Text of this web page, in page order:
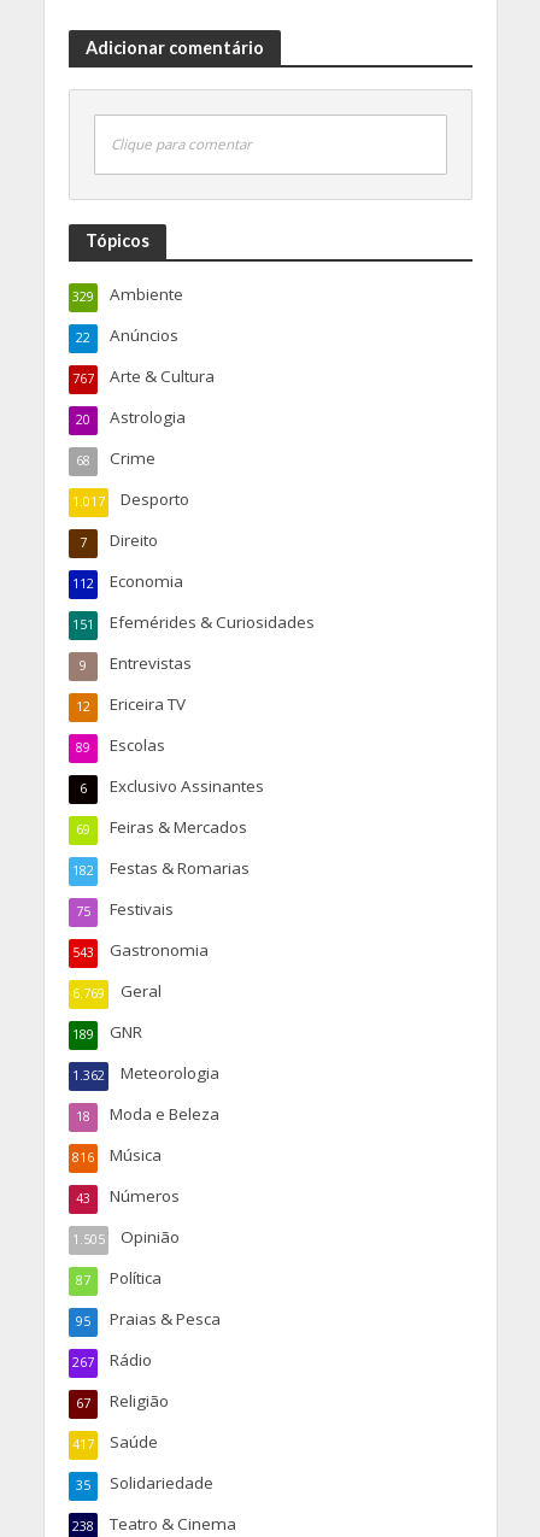
Adicionar comentário
Clique para comentar
Tópicos
Ambiente
329
Anúncios
22
Arte & Cultura
767
Astrologia
20
Crime
68
Desporto
1.017
Direito
7
Economia
112
Efemérides & Curiosidades
151
Entrevistas
9
Ericeira TV
12
Escolas
89
Exclusivo Assinantes
6
Feiras & Mercados
69
Festas & Romarias
182
Festivais
75
Gastronomia
543
Geral
6.769
GNR
189
Meteorologia
1.362
Moda e Beleza
18
Música
816
Números
43
Opinião
1.505
Política
87
Praias & Pesca
95
Rádio
267
Religião
67
Saúde
417
Solidariedade
35
Teatro & Cinema
238